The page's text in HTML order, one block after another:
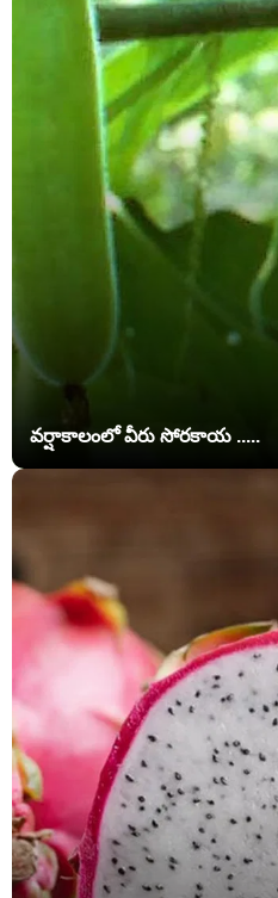
వర్షాకాలంలో వీరు సోరకాయ .....